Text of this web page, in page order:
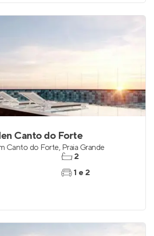
Canto do Forte
Canto do Forte, Praia Grande
2
1 e 2